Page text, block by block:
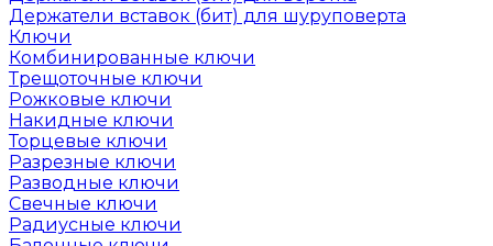
Держатели вставок (бит) для шуруповерта
Ключи
Комбинированные ключи
Трещоточные ключи
Рожковые ключи
Накидные ключи
Торцевые ключи
Разрезные ключи
Разводные ключи
Свечные ключи
Радиусные ключи